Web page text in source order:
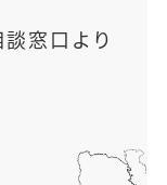
窓口より